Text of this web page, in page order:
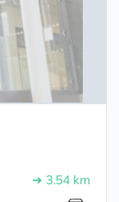
➔ 3.54 km